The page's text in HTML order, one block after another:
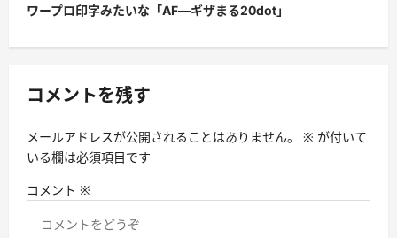
ゲ
ー
ョ
ワープロ印字みたいな「AF―ギザまる20dot」
コメントを残す
メールアドレスが公開されることはありません。 ※ が付いて
いる欄は必須項目です
コメント ※